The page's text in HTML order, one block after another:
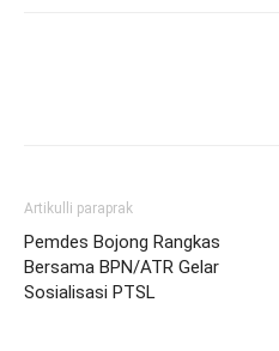
Artikulli paraprak
Pemdes Bojong Rangkas
Bersama BPN/ATR Gelar
Sosialisasi PTSL